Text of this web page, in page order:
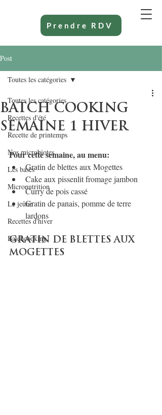
Prendre RDV
Post
Toutes les catégories
Recettes d'été
Recette de printemps
Nos microbiotes
Les bases
Micronutrition
Le jeûne
Recettes d'hiver
Batchcooking
Toutes les catégories
BATCH COOKING
SEMAINE 1 HIVER
Pour cette semaine, au menu:
Gratin de blettes aux Mogettes
Cake aux pissenlit fromage jambon
Curry de pois cassé
Gratin de panais, pomme de terre
lardons
GRATIN DE BLETTES AUX
MOGETTES